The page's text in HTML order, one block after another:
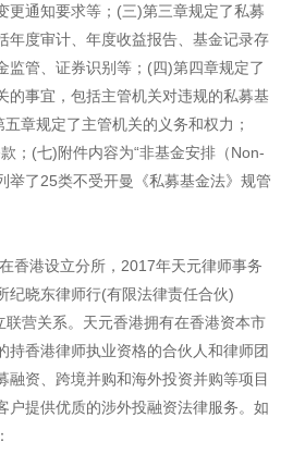
更通知要求等；(三)第三章规定了私募
年度审计、年度收益报告、基金记录存
监管、证券识别等；(四)第四章规定了
的事宜，包括主管机关对违规的私募基
章规定了主管机关的义务和权力；
；(七)附件内容为“非基金安排（Non-
举了25类不受开曼《私募基金法》规管
香港设立分所，2017年天元律师事务
纪晓东律师行(有限法律责任合伙)
营关系。天元香港拥有在香港资本市
持香港律师执业资格的合伙人和律师团
融资、跨境并购和海外投资并购等项目
户提供优质的涉外投融资法律服务。如